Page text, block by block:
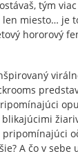
tým
miesto… je
hororový
A čo v sebe